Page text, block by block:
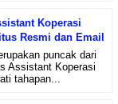
Koperasi
Resmi dan Email
puncak dari
Assistant Koperasi
tahapan...